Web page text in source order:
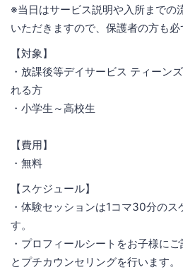
※当日はサービス説明や入所までの
いただきますので、保護者の方も必
【対象】
・放課後等デイサービス ティーン
れる方
・小学生～高校生
【費用】
・無料
【スケジュール】
・体験セッションは1コマ30分の
す。
・プロフィールシートをお子様に
とプチカウンセリングを行います。